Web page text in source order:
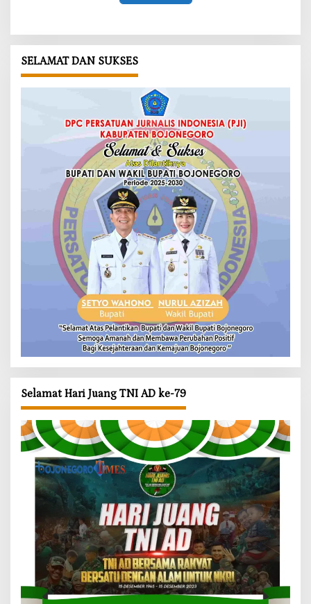
SELAMAT DAN SUKSES
Selamat Hari Juang TNI AD ke-79